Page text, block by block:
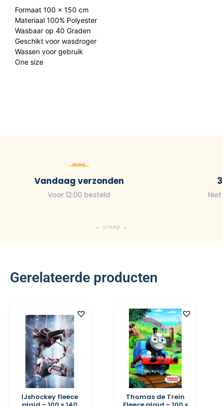
Formaat 100 x 150 cm
Materiaal 100% Polyester
Wasbaar op 40 Graden
Geschikt voor wasdroger
Wassen voor gebruik
One size
Vandaag verzonden
Voor 12:00 besteld
Gerelateerde producten
IJshockey fleece
Thomas de Trein